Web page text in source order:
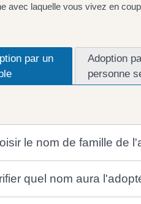
avec laquelle vous vivez en
par un
Adoption
personne
le nom de famille de
quel nom aura